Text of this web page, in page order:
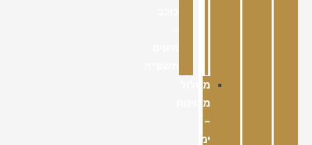
מסלול
מצוינות
–
ימי